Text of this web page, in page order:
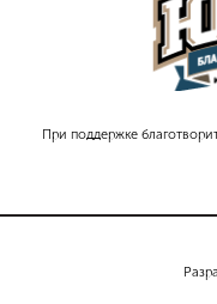
При поддержке